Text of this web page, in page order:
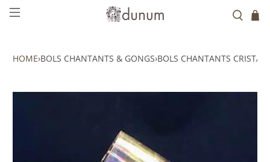
HOME›BOLS CHANTANTS & GONGS›BOLS CHANTANTS CRISTAL